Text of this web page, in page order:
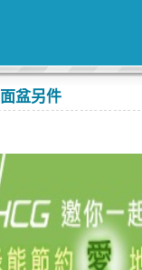
面盆另件